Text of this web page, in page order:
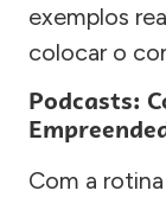
exemplos
colocar o
Podcasts:
Com a